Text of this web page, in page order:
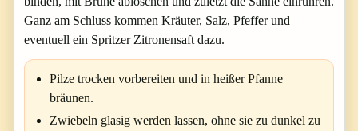
Ganz am Schluss kommen Kräuter, Salz, Pfeffer und
eventuell ein Spritzer Zitronensaft dazu.
Pilze trocken vorbereiten und in heißer Pfanne
bräunen.
Zwiebeln glasig werden lassen, ohne sie zu dunkel zu